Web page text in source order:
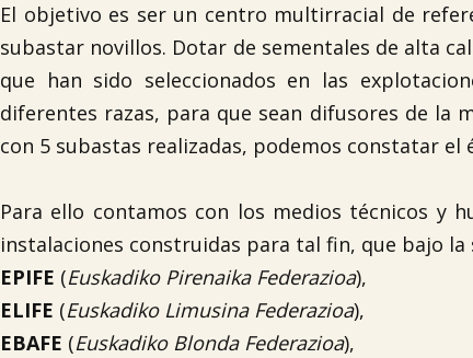
El objetivo es ser un centro multirracial de
subastar novillos. Dotar de sementales de alta
que han sido seleccionados en las
diferentes razas, para que sean difusores de la
con 5 subastas realizadas, podemos constatar el
Para ello contamos con los medios técnicos y
instalaciones construidas para tal fin, que bajo la
EPIFE (Euskadiko Pirenaika Federazioa),
ELIFE (Euskadiko Limusina Federazioa),
EBAFE (Euskadiko Blonda Federazioa),